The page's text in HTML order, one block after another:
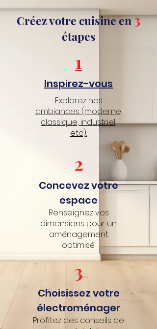
Créez votre cuisine en3
étapes
1
Inspirez-vous
Explorez nos
ambiances (moderne,
classique, industriel,
etc).
2
Concevez votre
espace
Renseignez vos
dimensions pour un
aménagement
optimisé.
3
Choisissez votre
électroménager
Profitez des conseils de